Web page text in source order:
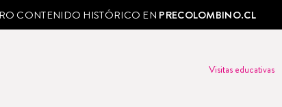
CONTENIDO HISTÓRICO EN PRECOLOMBINO.CL
Visitas educativas